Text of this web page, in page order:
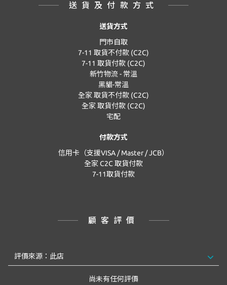
送貨及付款方式
送貨方式
門市自取
7-11 取貨不付款 (C2C)
7-11 取貨付款 (C2C)
新竹物流 - 常溫
黑貓-常溫
全家 取貨不付款 (C2C)
全家 取貨付款 (C2C)
宅配
付款方式
信用卡（支援VISA / Master / JCB）
全家 C2C 取貨付款
7-11取貨付款
顧客評價
尚未有任何評價